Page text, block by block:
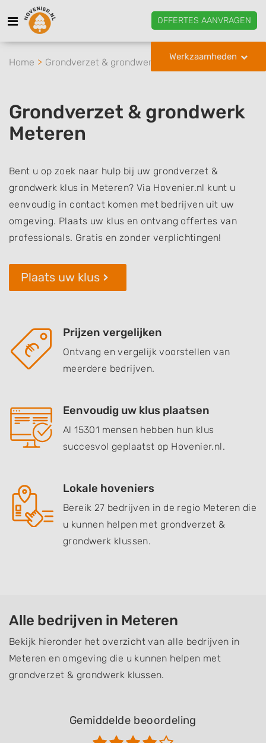
OFFERTES AANVRAGEN
Werkzaamheden
Home Grondverzet & grondwerk Meteren
Grondverzet & grondwerk
Meteren
Bent u op zoek naar hulp bij uw grondverzet &
grondwerk klus in Meteren? Via Hovenier.nl kunt u
eenvoudig in contact komen met bedrijven uit uw
omgeving. Plaats uw klus en ontvang offertes van
professionals. Gratis en zonder verplichtingen!
Plaats uw klus
Prijzen vergelijken
Ontvang en vergelijk voorstellen van
meerdere bedrijven.
Eenvoudig uw klus plaatsen
Al 15301 mensen hebben hun klus
succesvol geplaatst op Hovenier.nl.
Lokale hoveniers
Bereik 27 bedrijven in de regio Meteren die
u kunnen helpen met grondverzet &
grondwerk klussen.
Alle bedrijven in Meteren
Bekijk hieronder het overzicht van alle bedrijven in
Meteren en omgeving die u kunnen helpen met
grondverzet & grondwerk klussen.
Gemiddelde beoordeling